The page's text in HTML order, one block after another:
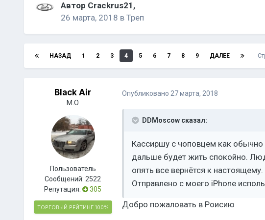
Автор Crackrus21 ,
26 марта, 2018 в Треп
НАЗАД 1 2 3 4 5 6 7 8 9 ДАЛЕЕ
Black Air
М.О
Пользователь
Сообщений:2522
Репутация:
305
ТОРГОВЫЙ РЕЙТИНГ 100%
Опубликовано 27 марта, 2018
DDMoscow сказал:
Кассиршу с чоповцем как
дальше будет жить спокойно.
опять все вернётся к настоящему.
Отправлено с моего iPhone
Добро пожаловать в Роисию